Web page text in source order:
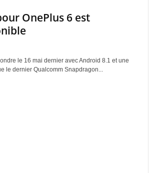
OnePlus 6 est
le 16 mai dernier avec Android 8.1 et une
le dernier Qualcomm Snapdragon...